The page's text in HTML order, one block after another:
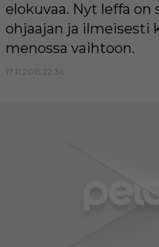
elokuvaa. Nyt leffa on
ohjaajan ja ilmeisesti
menossa vaihtoon.
17.11.2015 22:36